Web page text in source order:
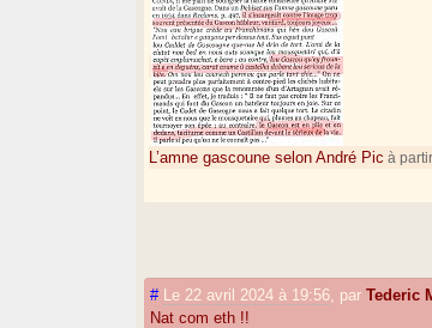
L’amne gascoune selon André Pic à
# Le 22 avril 2024 à 19:56 parTederic
Nat com eth !!